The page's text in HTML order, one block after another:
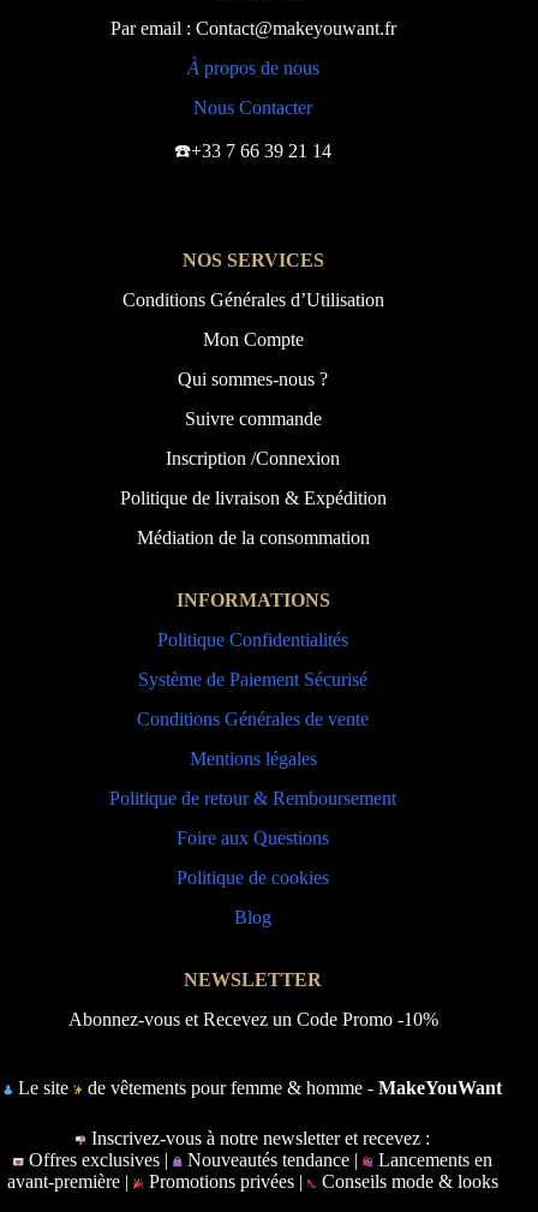
Par email : Contact@makeyouwant.fr
À propos de nous
Nous Contacter
☎️+33 7 66 39 21 14
NOS SERVICES
Conditions Générales d’Utilisation
Mon Compte
Qui sommes-nous ?
Suivre commande
Inscription /Connexion
Politique de livraison & Expédition
Médiation de la consommation
INFORMATIONS
Politique Confidentialités
Système de Paiement Sécurisé
Conditions Générales de vente
Mentions légales
Politique de retour & Remboursement
Foire aux Questions
Politique de cookies
Blog
NEWSLETTER
Abonnez-vous et Recevez un Code Promo -10%
Le site de vêtements pour femme & homme -MakeYouWant
Inscrivez-vous à notre newsletter et recevez :
Offres exclusives |
Nouveautés tendance |
Lancements en
avant-première | Promotions privées | Conseils mode & looks